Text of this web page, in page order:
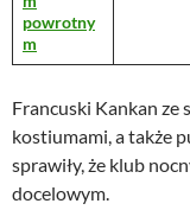
powrotny
m
Francuski Kankan ze
kostiumami, a także
sprawiły, że klub
docelowym.